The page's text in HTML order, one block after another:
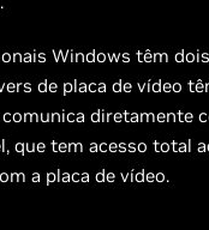
Windows têm
de placa de vídeo
diretamente
que tem acesso total
a placa de vídeo.